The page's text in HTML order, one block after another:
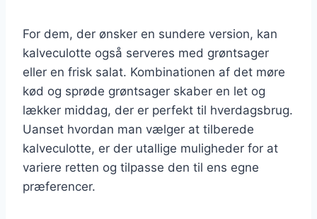
For dem, der ønsker en sundere version, kan
kalveculotte også serveres med grøntsager
eller en frisk salat. Kombinationen af det møre
kød og sprøde grøntsager skaber en let og
lækker middag, der er perfekt til hverdagsbrug.
Uanset hvordan man vælger at tilberede
kalveculotte, er der utallige muligheder for at
variere retten og tilpasse den til ens egne
præferencer.